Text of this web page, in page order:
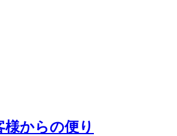
からの便り